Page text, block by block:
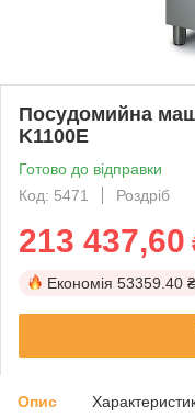
Посудомийна
K1100E
Готово до відправки
Код: 5471
Роздріб
213 437,60
Економія 53359.40 ₴
Опис